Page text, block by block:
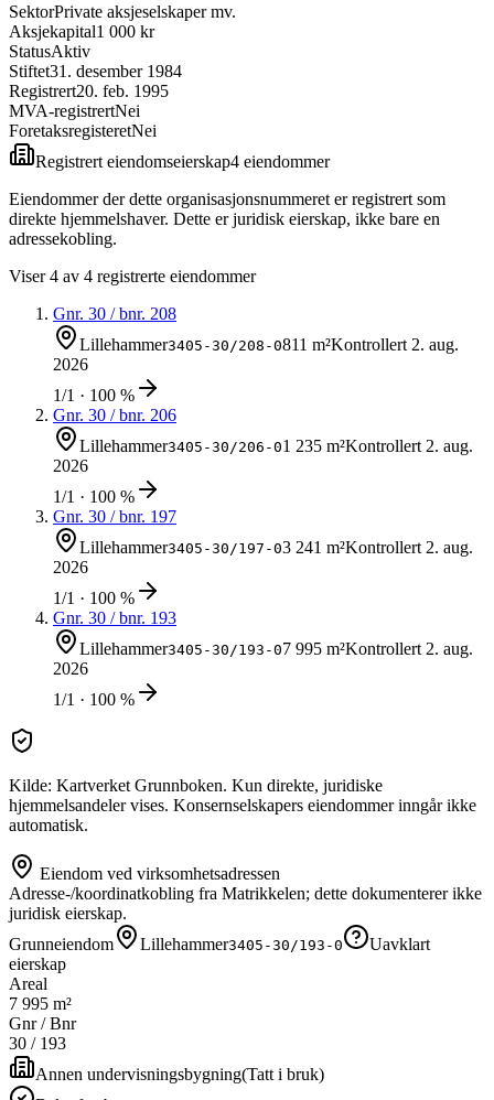
SektorPrivate aksjeselskaper mv.
Aksjekapital1 000 kr
StatusAktiv
Stiftet31. desember 1984
Registrert20. feb. 1995
MVA-registrertNei
ForetaksregisteretNei
Registrert eiendomseierskap4 eiendommer
Eiendommer der dette organisasjonsnummeret er registrert som
direkte hjemmelshaver. Dette er juridisk eierskap, ikke bare en
adressekobling.
Viser4 av 4 registrerte eiendommer
Gnr. 30 / bnr. 208
Lillehammer3405-30/208-0811 m²Kontrollert 2. aug.
2026
1/1 · 100 %
Gnr. 30 / bnr. 206
Lillehammer3405-30/206-01 235 m²Kontrollert 2. aug.
2026
1/1 · 100 %
Gnr. 30 / bnr. 197
Lillehammer3405-30/197-03 241 m²Kontrollert 2. aug.
2026
1/1 · 100 %
Gnr. 30 / bnr. 193
Lillehammer3405-30/193-07 995 m²Kontrollert 2. aug.
2026
1/1 · 100 %
Kilde: Kartverket Grunnboken. Kun direkte, juridiske
hjemmelsandeler vises. Konsernselskapers eiendommer inngår ikke
automatisk.
Eiendom ved virksomhetsadressen
Adresse-/koordinatkobling fra Matrikkelen; dette dokumenterer ikke
juridisk eierskap.
Grunneiendom
Lillehammer3405-30/193-0
Uavklart
eierskap
Areal
7 995 m²
Gnr / Bnr
30 / 193
Annen undervisningsbygning(Tatt i bruk)